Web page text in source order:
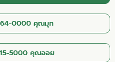
0000 คุณมุก
5000 คุณออย